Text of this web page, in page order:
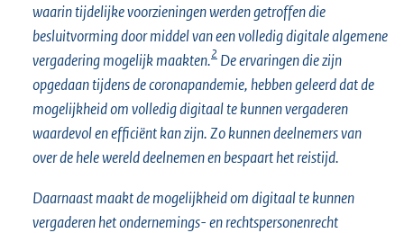
waarin tijdelijke voorzieningen werden getroffen die
besluitvorming door middel van een volledig digitale algemene
vergadering mogelijk maakten.2 De ervaringen die zijn
opgedaan tijdens de coronapandemie, hebben geleerd dat de
mogelijkheid om volledig digitaal te kunnen vergaderen
waardevol en efficiënt kan zijn. Zo kunnen deelnemers van
over de hele wereld deelnemen en bespaart het reistijd.
Daarnaast maakt de mogelijkheid om digitaal te kunnen
vergaderen het ondernemings- en rechtspersonenrecht